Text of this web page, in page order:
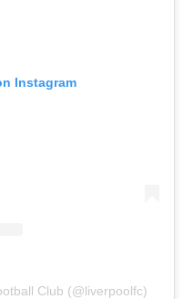
Instagram
Club (@liverpoolfc)